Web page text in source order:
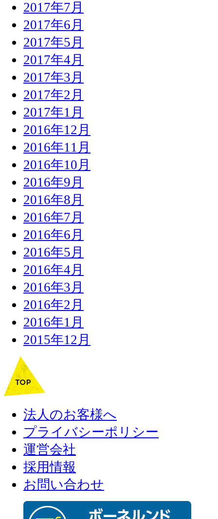
2017年7月
2017年6月
2017年5月
2017年4月
2017年3月
2017年2月
2017年1月
2016年12月
2016年11月
2016年10月
2016年9月
2016年8月
2016年7月
2016年6月
2016年5月
2016年4月
2016年3月
2016年2月
2016年1月
2015年12月
法人のお客様へ
プライバシーポリシー
運営会社
採用情報
お問い合わせ